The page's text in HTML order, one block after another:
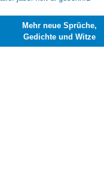
Mehr neue Sprüche,
Gedichte und Witze